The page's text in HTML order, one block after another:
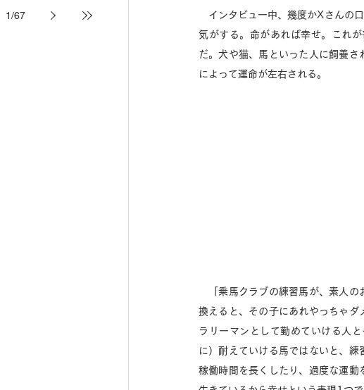
1/67
インタビュー中、幾度かXさんの
気がする。命があれば幸せ。これ
だ。犬や猫、馬といった人に飼養さ
によって運命が左右される。
「乗馬クラブの練習馬が、素人の
換えると、その子にあれやっちゃダ
ラリーマンとして勤めていける人
に）耐えていける馬ではないと、
稼働時間を長くしたり、過度な運動